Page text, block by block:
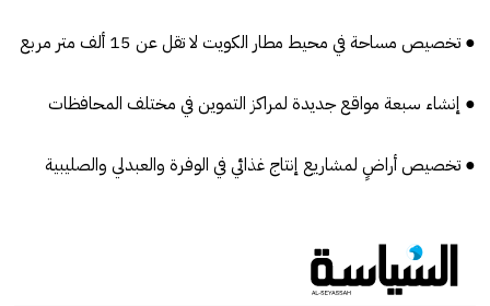
● تخصيص مساحة في محيط مطار الكويت لا تقل عن 15 ألف متر مربع
● إنشاء سبعة مواقع جديدة لمراكز التموين في مختلف المحافظات
● تخصيص أراضٍ لمشاريع إنتاج غذائي في الوفرة والعبدلي والصليبية